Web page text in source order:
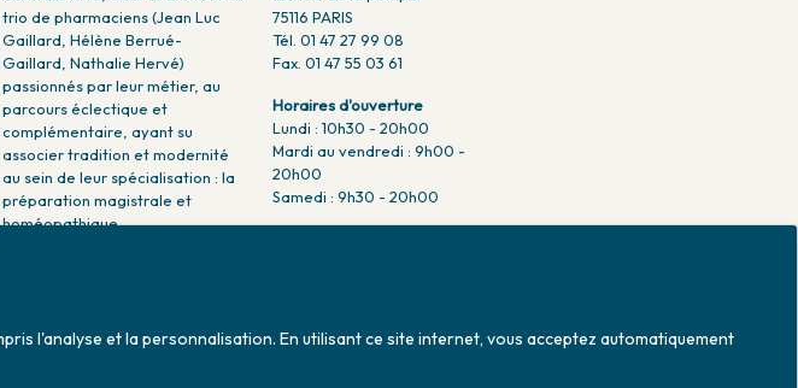
trio de pharmaciens (Jean Luc
Gaillard, Hélène Berrué-
Gaillard, Nathalie Hervé)
passionnés par leur métier, au
parcours éclectique et
complémentaire, ayant su
associer tradition et modernité
au sein de leur spécialisation : la
préparation magistrale et
homéopathique.
75116 PARIS
Tél. 01 47 27 99 08
Fax. 01 47 55 03 61
Horaires d'ouverture
Lundi : 10h30 - 20h00
Mardi au vendredi : 9h00 -
20h00
Samedi : 9h30 - 20h00
l'analyse et la personnalisation. En utilisant ce site internet, vous acceptez automatiquement